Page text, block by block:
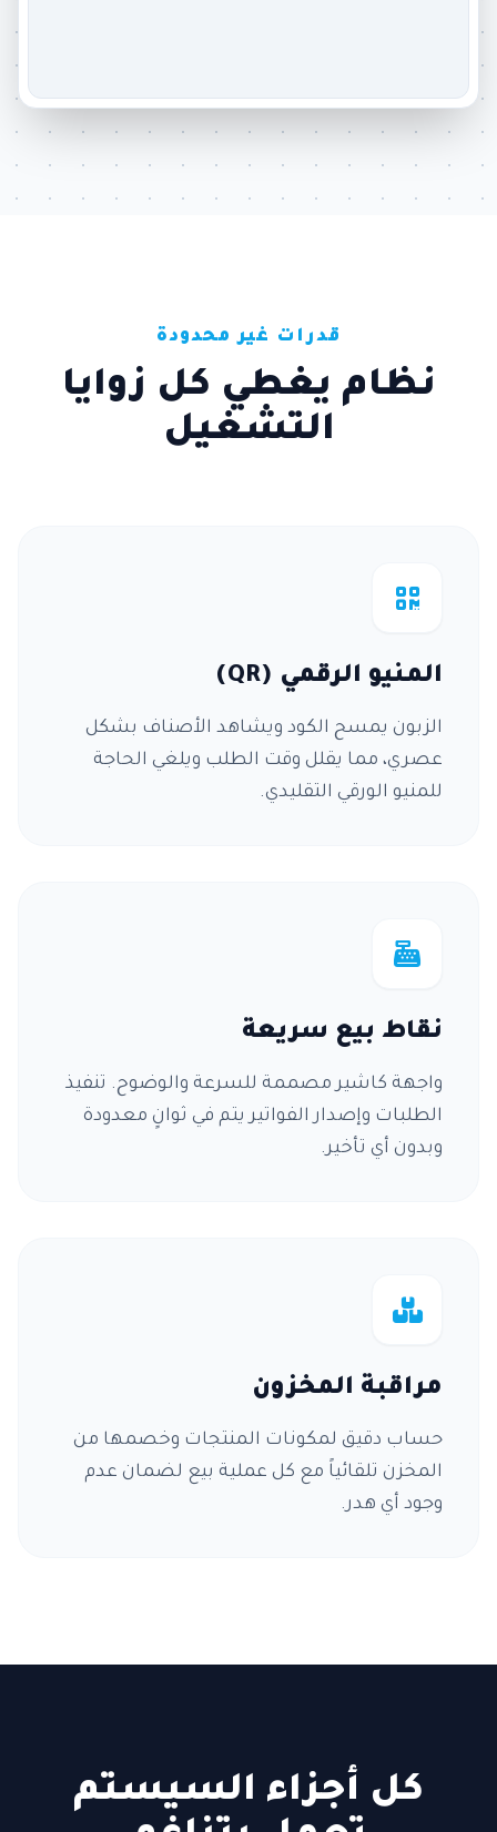
قدرات غير محدودة
نظام يغطي كل زوايا
التشغيل
المنيو الرقمي (QR)
الزبون يمسح الكود ويشاهد الأصناف بشكل
عصري، مما يقلل وقت الطلب ويلغي الحاجة
للمنيو الورقي التقليدي.
نقاط بيع سريعة
واجهة كاشير مصممة للسرعة والوضوح. تنفيذ
الطلبات وإصدار الفواتير يتم في ثوانٍ معدودة
وبدون أي تأخير.
مراقبة المخزون
حساب دقيق لمكونات المنتجات وخصمها من
المخزن تلقائياً مع كل عملية بيع لضمان عدم
وجود أي هدر.
كل أجزاء السيستم